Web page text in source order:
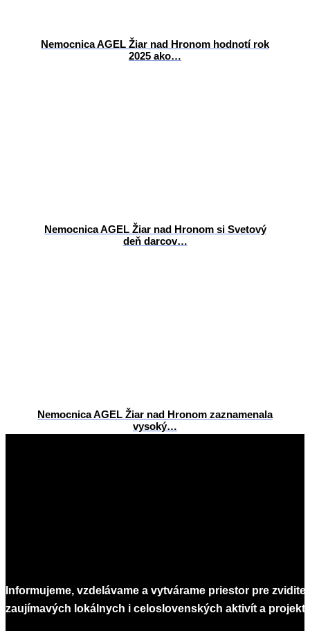
Nemocnica AGEL Žiar nad Hronom hodnotí rok
2025 ako…
Nemocnica AGEL Žiar nad Hronom si Svetový
deň darcov…
Nemocnica AGEL Žiar nad Hronom zaznamenala
vysoký…
Informujeme, vzdelávame a vytvárame priestor pre
zaujímavých lokálnych i celoslovenských aktivít a